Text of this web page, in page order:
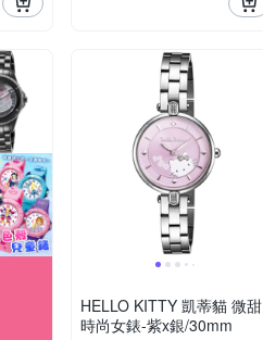
HELLO KITTY 凱蒂貓 微甜
時尚女錶-紫x銀/30mm